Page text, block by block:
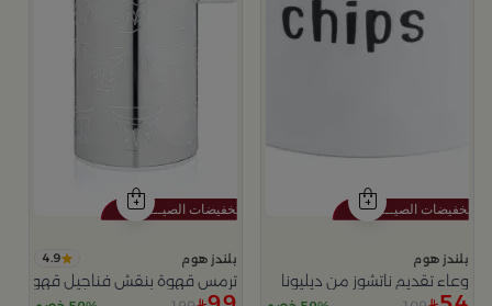
بلندز هوم
وعاء تقديم ناتشوز من ديليونا
بلندز هوم 4.9
ترمس قهوة بنقش فناجيل قهوة